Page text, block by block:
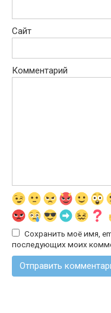
Сайт
Комментарий
Сохранить моё имя,
последующих моих